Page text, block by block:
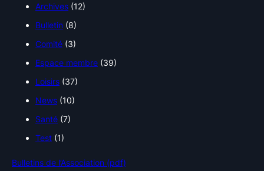
Archives (12)
Bulletin (8)
Comité (3)
Espace membre (39)
Loisirs (37)
News (10)
Santé (7)
Test (1)
Bulletins de l’Association (pdf)